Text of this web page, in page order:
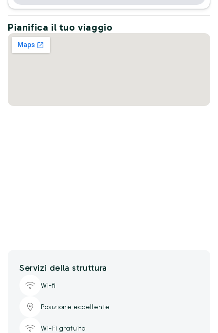
Pianifica il tuo viaggio
Servizi della struttura
Wi-fi
Posizione eccellente
Wi-Fi gratuito